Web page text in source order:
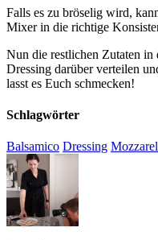
Falls es zu bröselig wird,
Mixer in die richtige
Nun die restlichen Zutaten in
Dressing darüber verteilen
lasst es Euch schmecken!
Schlagwörter
Balsamico Dressing